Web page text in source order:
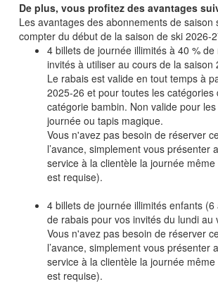
De plus, vous profitez des avantages
Les avantages des abonnements de saison
compter du début de la saison de ski 2026-
4 billets de journée illimités à 40 %
invités à utiliser au cours de la saison
Le rabais est valide en tout temps à
2025-26 et pour toutes les catégories
catégorie bambin. Non valide pour
journée ou tapis magique.
Vous n'avez pas besoin de réserver
l’avance, simplement vous présenter
service à la clientèle la journée
est requise).
4 billets de journée illimités enfants
de rabais pour vos invités du lundi au
Vous n'avez pas besoin de réserver
l’avance, simplement vous présenter
service à la clientèle la journée
est requise).